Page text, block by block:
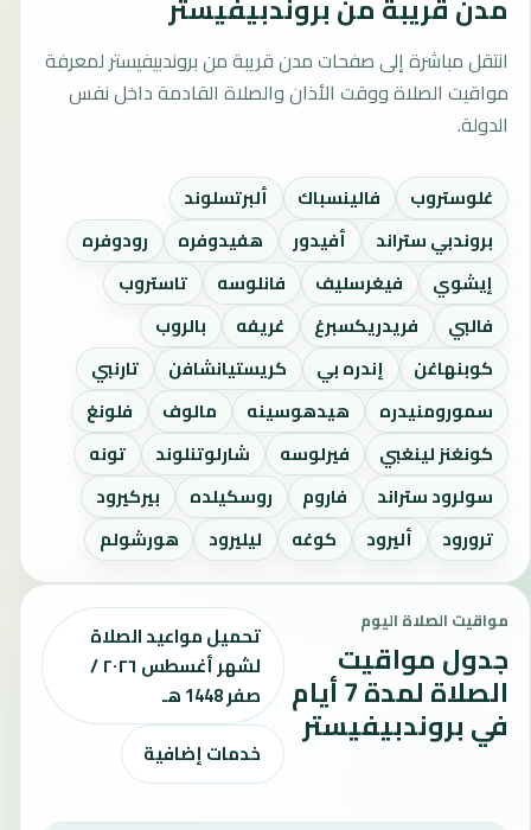
انتقل مباشرة إلى صفحات مدن قريبة من بروندبيفيستر لمعرفة
مواقيت الصلاة ووقت الأذان والصلاة القادمة داخل نفس
الدولة.
غلوستروب فالينسباك
ألبرتسلوند
بروندبي ستراند
أفيدور هفيدوفره
رودوفره
إيشوي
فيغرسليف فانلوسه
تاستروب
فالبي
فريدريكسبرغ غريفه
بالروب
كوبنهاغن
إندره بي كريستيانشافن
تارنبي
سمورومنيدره
هيدهوسينه مالوف
فلونغ
كونغنز لينغبي
فيرلوسه شارلوتنلوند
تونه
سولرود ستراند
فاروم روسكيلده
بيركيرود
ترورود
أليرود كوغه ليليرود هورشولم
مواقيت الصلاة اليوم
جدول مواقيت
الصلاة لمدة 7 أيام
في بروندبيفيستر
تحميل مواعيد الصلاة
لشهر أغسطس ٢٠٢٦ /
صفر 1448 هـ
خدمات إضافية